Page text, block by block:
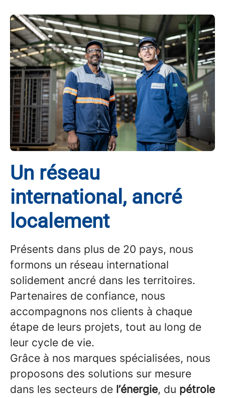
Un réseau
international, ancré
localement
Présents dans plus de 20 pays, nous
formons un réseau international
solidement ancré dans les territoires.
Partenaires de confiance, nous
accompagnons nos clients à chaque
étape de leurs projets, tout au long de
leur cycle de vie.
Grâce à nos marques spécialisées, nous
proposons des solutions sur mesure
dans les secteurs de l’énergie, du pétrole